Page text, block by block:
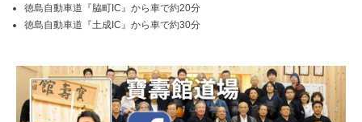
徳島自動車道『脇町IC』から車で約20分
徳島自動車道『土成IC』から車で約30分